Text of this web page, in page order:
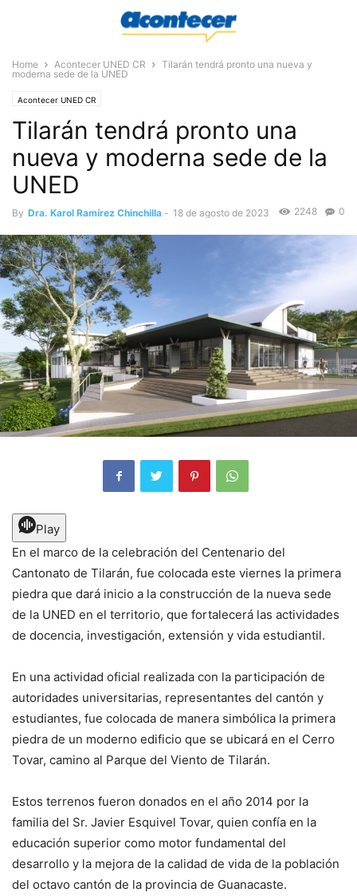
Home Acontecer UNED CR
Tilarán tendrá pronto una nueva y
moderna sede de la UNED
Acontecer UNED CR
Tilarán tendrá pronto una
nueva y moderna sede de la
UNED
By Dra. Karol Ramírez Chinchilla - 18 de agosto de 2023 0
2248
Play
En el marco de la celebración del Centenario del
Cantonato de Tilarán, fue colocada este viernes la primera
piedra que dará inicio a la construcción de la nueva sede
de la UNED en el territorio, que fortalecerá las actividades
de docencia, investigación, extensión y vida estudiantil.
En una actividad oficial realizada con la participación de
autoridades universitarias, representantes del cantón y
estudiantes, fue colocada de manera simbólica la primera
piedra de un moderno edificio que se ubicará en el Cerro
Tovar, camino al Parque del Viento de Tilarán.
Estos terrenos fueron donados en el año 2014 por la
familia del Sr. Javier Esquivel Tovar, quien confía en la
educación superior como motor fundamental del
desarrollo y la mejora de la calidad de vida de la población
del octavo cantón de la provincia de Guanacaste.